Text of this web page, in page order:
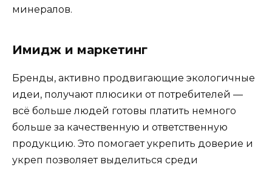
минералов.
Имидж и маркетинг
Бренды, активно продвигающие экологичные
идеи, получают плюсики от потребителей —
всё больше людей готовы платить немного
больше за качественную и ответственную
продукцию. Это помогает укрепить доверие и
укреп позволяет выделиться среди